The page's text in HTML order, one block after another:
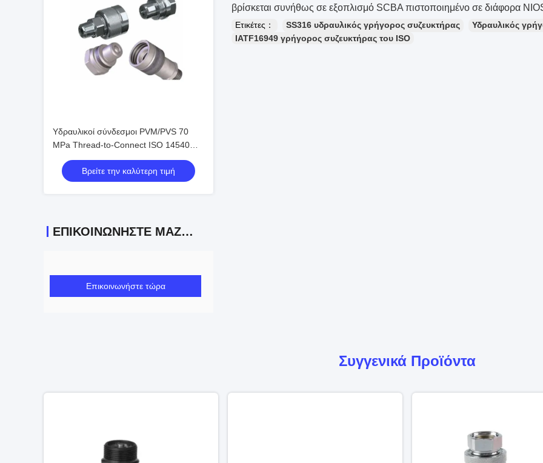
Υδραυλικοί σύνδεσμοι PVM/PVS 70
MPa Thread-to-Connect ISO 14540
Υψηλής Πίεσης με Βαλβίδα Κώνου
Βρείτε την καλύτερη τιμή
ΕΠΙΚΟΙΝΩΝΉΣΤΕ ΜΑΖΊ ΜΑΣ
Επικοινωνήστε τώρα
βρίσκεται συνήθως σε εξοπλισμό SCBA πιστοποιημένο σε διάφορα
Ετικέτες： SS316 υδραυλικός γρήγορος συζευκτήρας
Υδραυλικός
IATF16949 γρήγορος συζευκτήρας του ISO
Συγγενικά Προϊόντα